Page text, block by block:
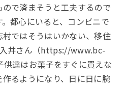
で済まそうと工夫するので
都心にいると、コンビニで
ではそうはいかない、移住
井さん（https://www.bc-
達はお菓子をすぐに買えな
るようになり、日に日に腕